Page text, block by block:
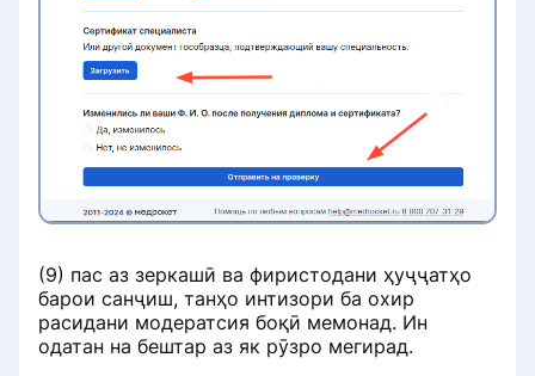
(9) пас аз зеркашӣ ва фиристодани ҳуҷҷатҳо
барои санҷиш, танҳо интизори ба охир
расидани модератсия боқӣ мемонад. Ин
одатан на бештар аз як рӯзро мегирад.